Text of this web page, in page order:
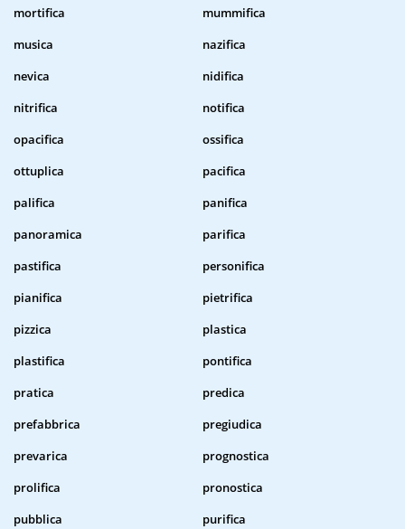
mortifica
mummifica
musica
nazifica
nevica
nidifica
nitrifica
notifica
opacifica
ossifica
ottuplica
pacifica
palifica
panifica
panoramica
parifica
pastifica
personifica
pianifica
pietrifica
pizzica
plastica
plastifica
pontifica
pratica
predica
prefabbrica
pregiudica
prevarica
prognostica
prolifica
pronostica
pubblica
purifica